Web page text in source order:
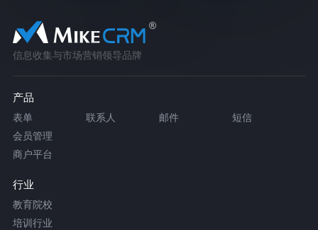
信息收集与市场营销领导品牌
产品
表单 联系人 邮件
短信
会员管理
商户平台
行业
教育院校
培训行业